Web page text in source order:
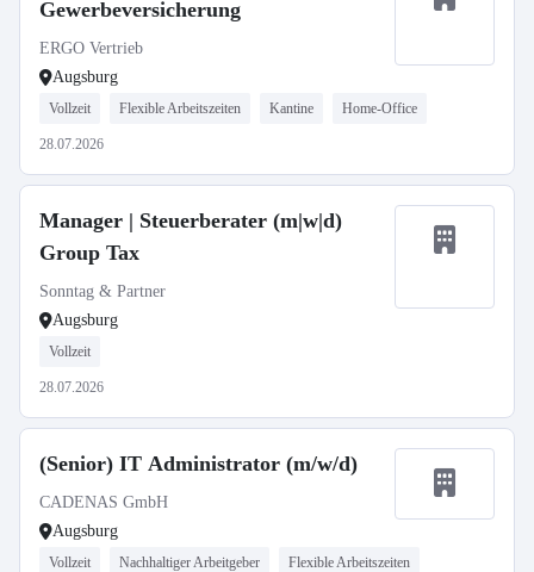
Gewerbeversicherung
ERGO Vertrieb
Augsburg
Vollzeit Flexible Arbeitszeiten Kantine Home-Office
28.07.2026
Manager | Steuerberater (m|w|d)
Group Tax
Sonntag & Partner
Augsburg
Vollzeit
28.07.2026
(Senior) IT Administrator (m/w/d)
CADENAS GmbH
Augsburg
Vollzeit Nachhaltiger Arbeitgeber Flexible Arbeitszeiten